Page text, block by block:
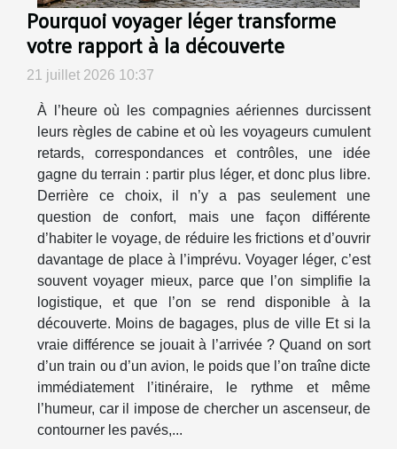
Pourquoi voyager léger transforme
votre rapport à la découverte
21 juillet 2026 10:37
À l’heure où les compagnies aériennes durcissent
leurs règles de cabine et où les voyageurs cumulent
retards, correspondances et contrôles, une idée
gagne du terrain : partir plus léger, et donc plus libre.
Derrière ce choix, il n’y a pas seulement une
question de confort, mais une façon différente
d’habiter le voyage, de réduire les frictions et d’ouvrir
davantage de place à l’imprévu. Voyager léger, c’est
souvent voyager mieux, parce que l’on simplifie la
logistique, et que l’on se rend disponible à la
découverte. Moins de bagages, plus de ville Et si la
vraie différence se jouait à l’arrivée ? Quand on sort
d’un train ou d’un avion, le poids que l’on traîne dicte
immédiatement l’itinéraire, le rythme et même
l’humeur, car il impose de chercher un ascenseur, de
contourner les pavés,...